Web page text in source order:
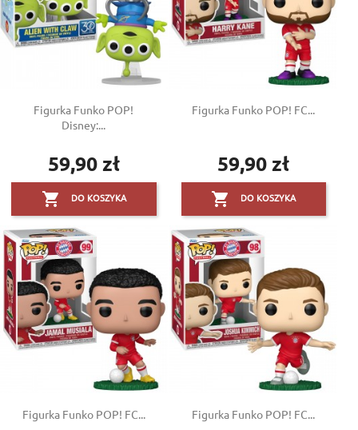
Figurka Funko POP!
Disney:...
Cena
59,90 zł
 DO KOSZYKA
Figurka Funko POP! FC...
Cena
59,90 zł
 DO KOSZYKA
Figurka Funko POP! FC... Figurka Funko POP! FC...